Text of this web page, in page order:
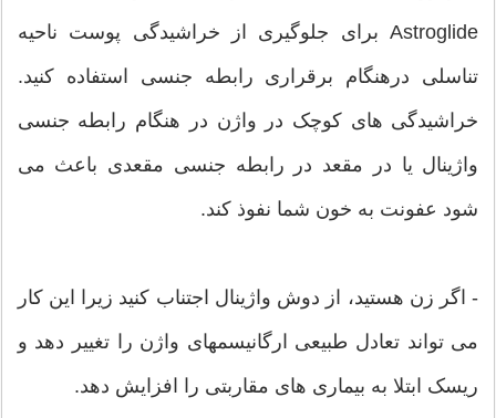
Astroglide برای جلوگیری از خراشیدگی پوست ناحیه
تناسلی درهنگام برقراری رابطه جنسی استفاده کنید.
خراشیدگی های کوچک در واژن در هنگام رابطه جنسی
واژینال یا در مقعد در رابطه جنسی مقعدی باعث می
شود عفونت به خون شما نفوذ کند.
- اگر زن هستید، از دوش واژینال اجتناب کنید زیرا این کار
می تواند تعادل طبیعی ارگانیسمهای واژن را تغییر دهد و
ریسک ابتلا به بیماری های مقاربتی را افزایش دهد.